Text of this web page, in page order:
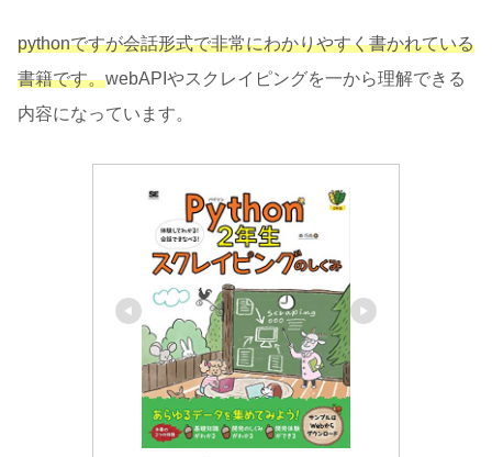
pythonですが会話形式で非常にわかりやすく書かれている
書籍です。webAPIやスクレイピングを一から理解できる
内容になっています。